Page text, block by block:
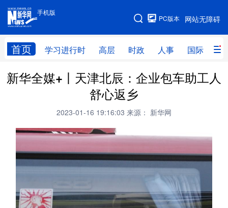
手机版
网站无障碍
PC版本
首页 学习进行时 高层 时政 人事 国际 财
手机版
网站地图
学习进行时 高层 时政 人事
财经 网评
全球连线
科技 科创 量子 体育
文化 书画 健康 军事
政务
法律 中央文件 金融 汽车
新华全媒+丨天津北辰：企业包车助工人
舒心返乡
2023-01-16 19:16:03 来源： 新华网